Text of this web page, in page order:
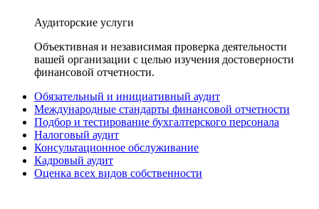
Аудиторские услуги
Объективная и независимая проверка деятельности
вашей организации с целью изучения достоверности
финансовой отчетности.
Обязательный и инициативный аудит
Международные стандарты финансовой отчетности
Подбор и тестирование бухгалтерского персонала
Налоговый аудит
Консультационное обслуживание
Кадровый аудит
Оценка всех видов собственности